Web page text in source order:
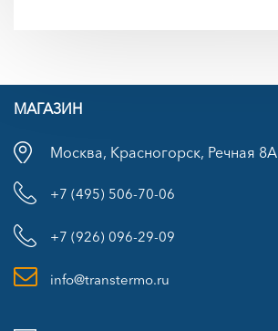
МАГАЗИН
Москва, Красногорск, Речная 8А
+7 (495) 506-70-06
+7 (926) 096-29-09
info@transtermo.ru